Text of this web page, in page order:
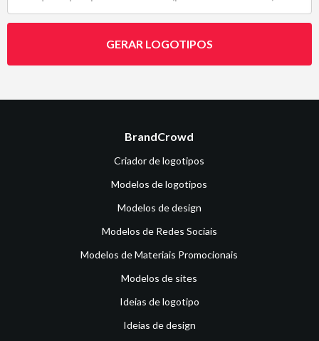
GERAR LOGOTIPOS
BrandCrowd
Criador de logotipos
Modelos de logotipos
Modelos de design
Modelos de Redes Sociais
Modelos de Materiais Promocionais
Modelos de sites
Ideias de logotipo
Ideias de design